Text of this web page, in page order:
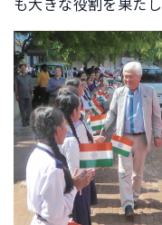
も大きな役割を果たし